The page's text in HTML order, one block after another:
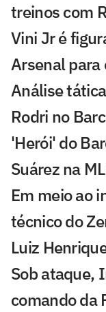
treinos com
Vini Jr é
Arsenal para
Análise
Rodri no
'Herói' do
Suárez na
Em meio ao
técnico do
Luiz
Sob ataque,
comando da